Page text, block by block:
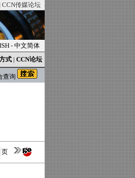
CCN传媒论坛
- 中文简体
式 | CCN论坛
查询
页